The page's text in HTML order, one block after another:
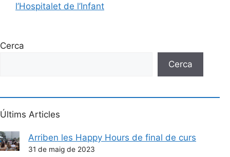
l’Hospitalet de l’Infant
Cerca
Cerca
Últims Articles
Arriben les Happy Hours de final de curs
31 de maig de 2023